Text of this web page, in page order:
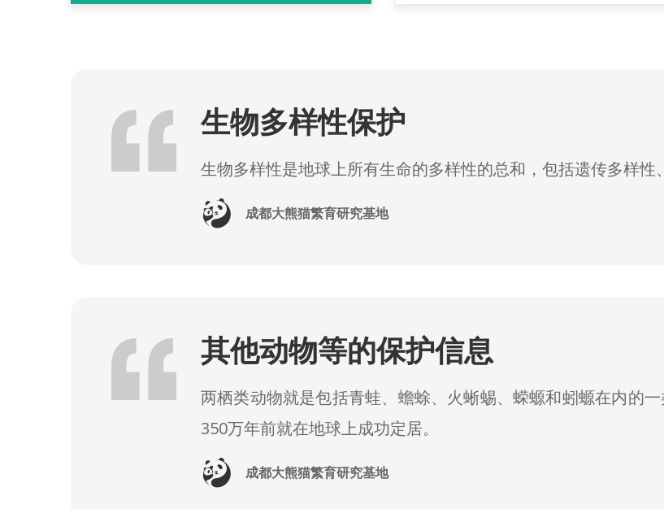
生物多样性保护
生物多样性是地球上所有生命的多样性的总和，包括遗传多样性
成都大熊猫繁育研究基地
其他动物等的保护信息
两栖类动物就是包括青蛙、蟾蜍、火蜥蜴、蝾螈和蚓螈在内的
350万年前就在地球上成功定居。
成都大熊猫繁育研究基地